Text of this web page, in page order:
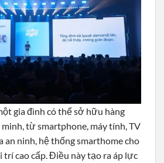
gia đình có thể sở hữu hàng
từ smartphone, máy tính, TV
an ninh, hệ thống smarthome cho
trí cao cấp. Điều này tạo ra áp lực